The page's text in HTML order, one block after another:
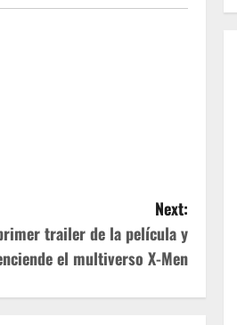
Next:
trailer de la película y
el multiverso X-Men